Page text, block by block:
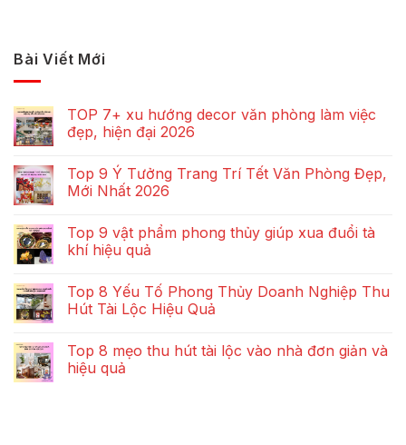
Bài Viết Mới
TOP 7+ xu hướng decor văn phòng làm việc
đẹp, hiện đại 2026
Top 9 Ý Tưởng Trang Trí Tết Văn Phòng Đẹp,
Mới Nhất 2026
Top 9 vật phẩm phong thủy giúp xua đuổi tà
khí hiệu quả
Top 8 Yếu Tố Phong Thủy Doanh Nghiệp Thu
Hút Tài Lộc Hiệu Quả
Top 8 mẹo thu hút tài lộc vào nhà đơn giản và
hiệu quả